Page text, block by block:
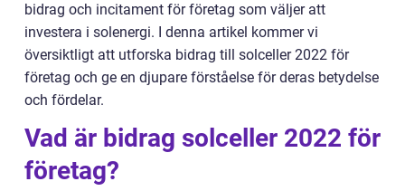
bidrag och incitament för företag som väljer att
investera i solenergi. I denna artikel kommer vi
översiktligt att utforska bidrag till solceller 2022 för
företag och ge en djupare förståelse för deras betydelse
och fördelar.
Vad är bidrag solceller 2022 för
företag?